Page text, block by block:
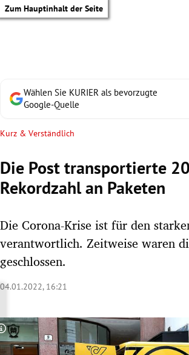
Zum Hauptinhalt der Seite
Untermenü
Untermenü
Untermenü
Wählen Sie KURIER als bevorzugte
Google-Quelle
Kurz & Verständlich
Die Post transportierte
Rekordzahl an Paketen
Die Corona-Krise ist für den
verantwortlich. Zeitweise waren
geschlossen.
04.01.2022, 16:21
Copyright-Hinweis öffnen/schließen